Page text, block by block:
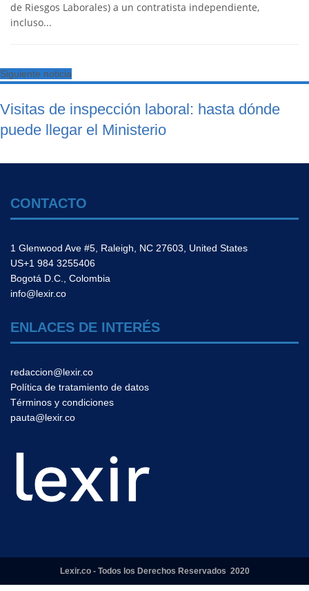
de Riesgos Laborales) a un contratista independiente,
incluso...
Siguiente noticia
Visitas de inspección laboral: hasta dónde
puede llegar el Ministerio
CONTACTO
1 Glenwood Ave #5, Raleigh, NC 27603, United States
US+1 984 3255406
Bogotá D.C., Colombia
info@lexir.co
ENLACES DE INTERÉS
redaccion@lexir.co
Política de tratamiento de datos
Términos y condiciones
pauta@lexir.co
Lexir.co - Todos los Derechos Reservados 2020